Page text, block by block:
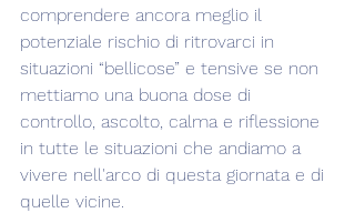
comprendere ancora meglio il
potenziale rischio di ritrovarci in
situazioni “bellicose” e tensive se non
mettiamo una buona dose di
controllo, ascolto, calma e riflessione
in tutte le situazioni che andiamo a
vivere nell'arco di questa giornata e di
quelle vicine.